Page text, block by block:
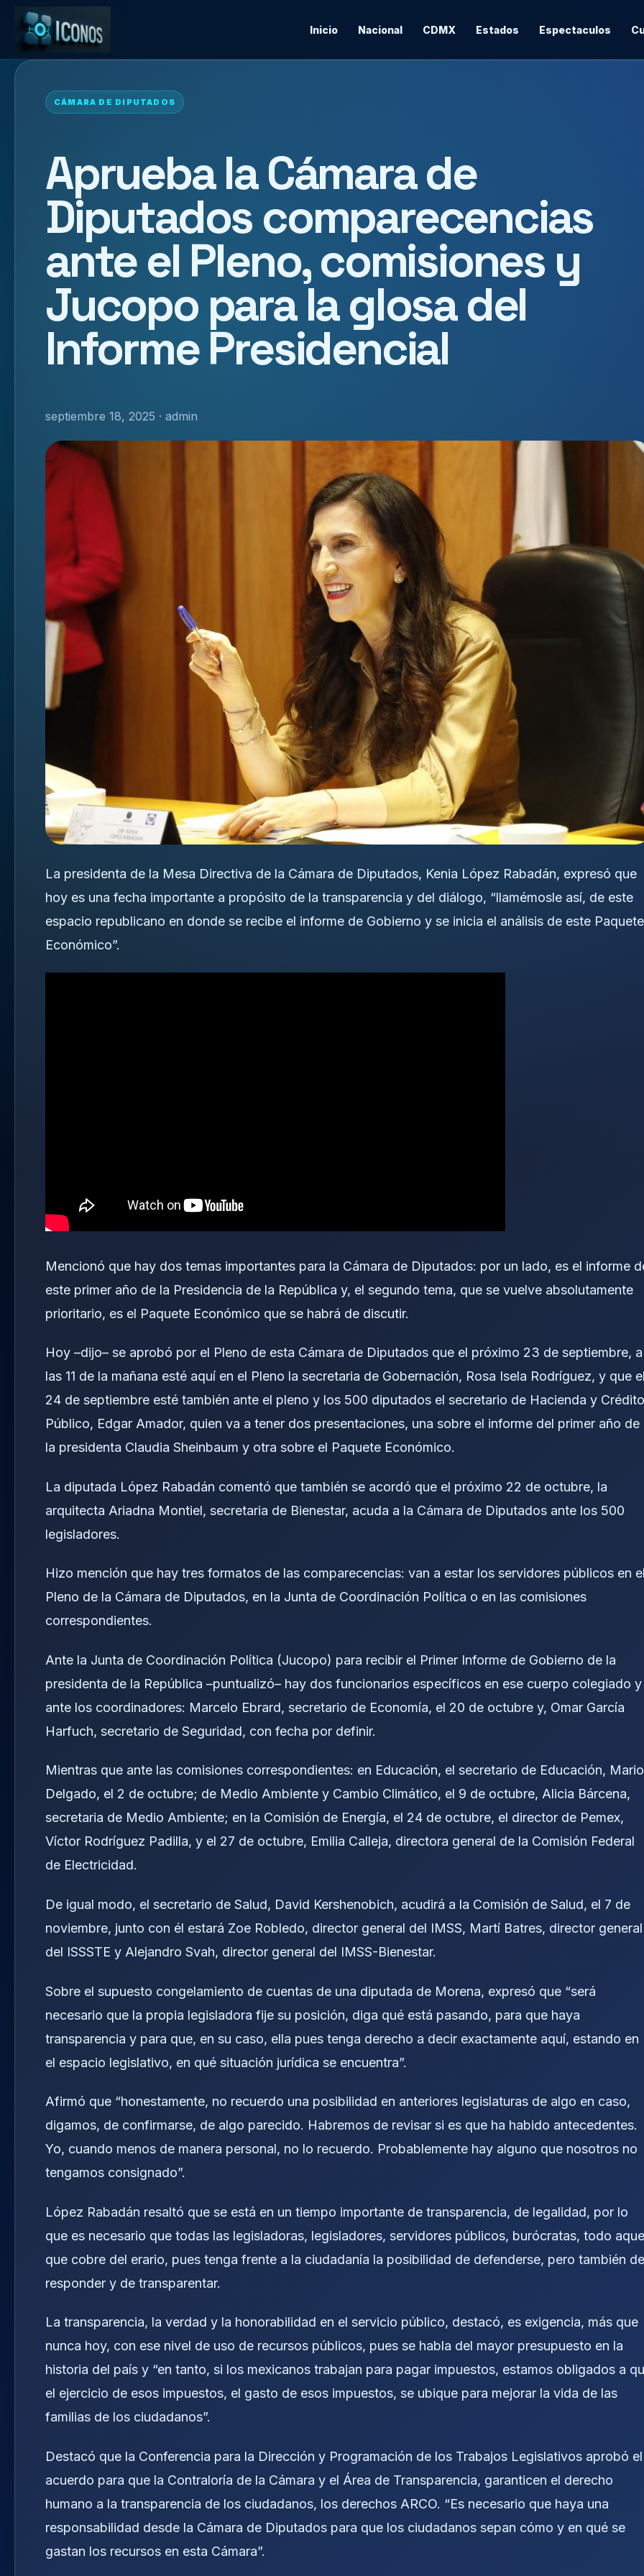
Inicio Nacional CDMX Estados Espectaculos
CÁMARA DE DIPUTADOS
Aprueba la Cámara de
Diputados comparecencias
ante el Pleno, comisiones y
Jucopo para la glosa del
Informe Presidencial
septiembre 18, 2025 · admin
La presidenta de la Mesa Directiva de la Cámara de Diputados, Kenia López Rabadán, expresó que
hoy es una fecha importante a propósito de la transparencia y del diálogo, “llamémosle así, de este
espacio republicano en donde se recibe el informe de Gobierno y se inicia el análisis de este Paquete
Económico”.
Mencionó que hay dos temas importantes para la Cámara de Diputados: por un lado, es el informe
este primer año de la Presidencia de la República y, el segundo tema, que se vuelve absolutamente
prioritario, es el Paquete Económico que se habrá de discutir.
Hoy –dijo– se aprobó por el Pleno de esta Cámara de Diputados que el próximo 23 de septiembre, a
las 11 de la mañana esté aquí en el Pleno la secretaria de Gobernación, Rosa Isela Rodríguez, y que
24 de septiembre esté también ante el pleno y los 500 diputados el secretario de Hacienda y Crédito
Público, Edgar Amador, quien va a tener dos presentaciones, una sobre el informe del primer año de
la presidenta Claudia Sheinbaum y otra sobre el Paquete Económico.
La diputada López Rabadán comentó que también se acordó que el próximo 22 de octubre, la
arquitecta Ariadna Montiel, secretaria de Bienestar, acuda a la Cámara de Diputados ante los 500
legisladores.
Hizo mención que hay tres formatos de las comparecencias: van a estar los servidores públicos en
Pleno de la Cámara de Diputados, en la Junta de Coordinación Política o en las comisiones
correspondientes.
Ante la Junta de Coordinación Política (Jucopo) para recibir el Primer Informe de Gobierno de la
presidenta de la República –puntualizó– hay dos funcionarios específicos en ese cuerpo colegiado y
ante los coordinadores: Marcelo Ebrard, secretario de Economía, el 20 de octubre y, Omar García
Harfuch, secretario de Seguridad, con fecha por definir.
Mientras que ante las comisiones correspondientes: en Educación, el secretario de Educación, Mario
Delgado, el 2 de octubre; de Medio Ambiente y Cambio Climático, el 9 de octubre, Alicia Bárcena,
secretaria de Medio Ambiente; en la Comisión de Energía, el 24 de octubre, el director de Pemex,
Víctor Rodríguez Padilla, y el 27 de octubre, Emilia Calleja, directora general de la Comisión Federal
de Electricidad.
De igual modo, el secretario de Salud, David Kershenobich, acudirá a la Comisión de Salud, el 7 de
noviembre, junto con él estará Zoe Robledo, director general del IMSS, Martí Batres, director general
del ISSSTE y Alejandro Svah, director general del IMSS-Bienestar.
Sobre el supuesto congelamiento de cuentas de una diputada de Morena, expresó que “será
necesario que la propia legisladora fije su posición, diga qué está pasando, para que haya
transparencia y para que, en su caso, ella pues tenga derecho a decir exactamente aquí, estando en
el espacio legislativo, en qué situación jurídica se encuentra”.
Afirmó que “honestamente, no recuerdo una posibilidad en anteriores legislaturas de algo en caso,
digamos, de confirmarse, de algo parecido. Habremos de revisar si es que ha habido antecedentes.
Yo, cuando menos de manera personal, no lo recuerdo. Probablemente hay alguno que nosotros no
tengamos consignado”.
López Rabadán resaltó que se está en un tiempo importante de transparencia, de legalidad, por lo
que es necesario que todas las legisladoras, legisladores, servidores públicos, burócratas, todo
que cobre del erario, pues tenga frente a la ciudadanía la posibilidad de defenderse, pero también de
responder y de transparentar.
La transparencia, la verdad y la honorabilidad en el servicio público, destacó, es exigencia, más que
nunca hoy, con ese nivel de uso de recursos públicos, pues se habla del mayor presupuesto en la
historia del país y “en tanto, si los mexicanos trabajan para pagar impuestos, estamos obligados a
el ejercicio de esos impuestos, el gasto de esos impuestos, se ubique para mejorar la vida de las
familias de los ciudadanos”.
Destacó que la Conferencia para la Dirección y Programación de los Trabajos Legislativos aprobó el
acuerdo para que la Contraloría de la Cámara y el Área de Transparencia, garanticen el derecho
humano a la transparencia de los ciudadanos, los derechos ARCO. “Es necesario que haya una
responsabilidad desde la Cámara de Diputados para que los ciudadanos sepan cómo y en qué se
gastan los recursos en esta Cámara”.